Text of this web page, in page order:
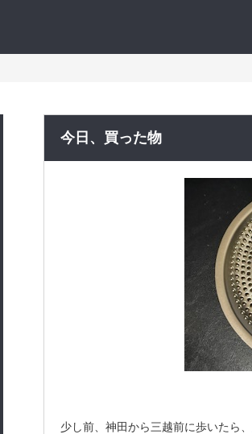
今日、買った物
少し前、神田から三越前に歩いたら、